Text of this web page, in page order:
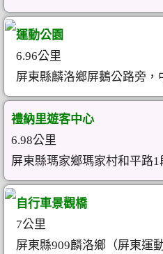
運動公園
6.96公里
屏東縣麟洛鄉屏鵝公路旁，
禮納里遊客中心
6.98公里
屏東縣瑪家鄉瑪家村和平路1
自行車景觀橋
7公里
屏東縣909麟洛鄉（屏東運動